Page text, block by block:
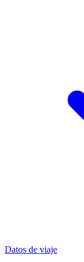
Datos de viaje